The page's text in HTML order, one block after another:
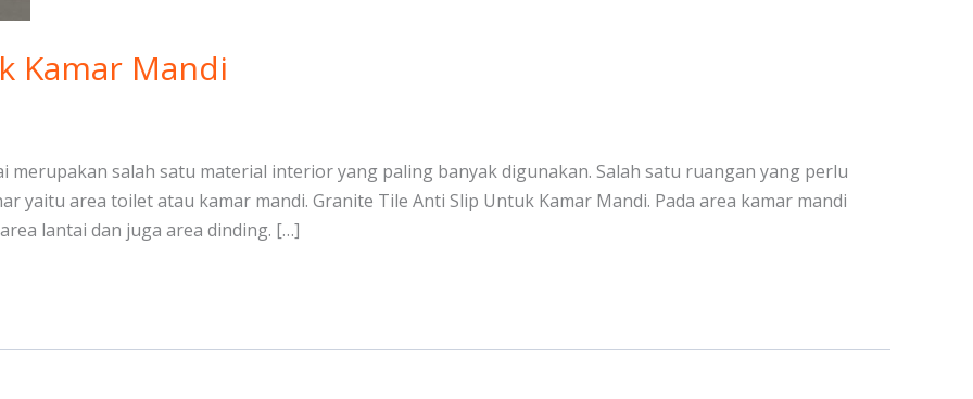
Kamar Mandi
merupakan salah satu material interior yang paling banyak digunakan. Salah satu ruangan yang perlu
yaitu area toilet atau kamar mandi. Granite Tile Anti Slip Untuk Kamar Mandi. Pada area kamar mandi
lantai dan juga area dinding. […]